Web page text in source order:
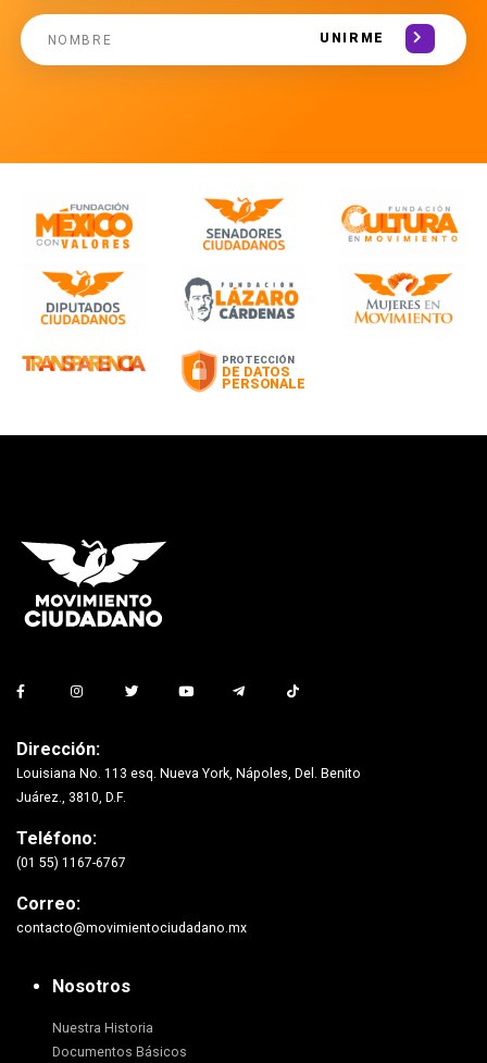
UNIRME
Dirección:
Louisiana No. 113 esq. Nueva York, Nápoles, Del. Benito
Juárez., 3810, D.F.
Teléfono:
(01 55) 1167-6767
Correo:
contacto@movimientociudadano.mx
Nosotros
Nuestra Historia
Documentos Básicos